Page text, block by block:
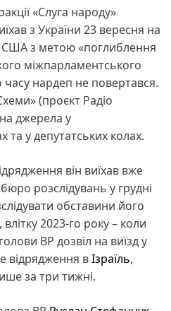
«Слуга народу»
з України 23 вересня на
США з метою «поглиблення
міжпарламентського
часу нардеп не повертався.
(проєкт Радіо
джерела у
у депутатських колах.
він виїхав вже
розслідувань у грудні
обставини його
, влітку 2023-го року – коли
ВР дозвіл на виїзд у
відрядження вІзраїль,
за три тижні.